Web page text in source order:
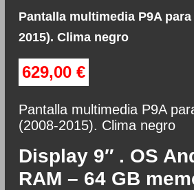
Pantalla multimedia P9A para
2015). Clima negro
629,00 €
Pantalla multimedia P9A
(2008-2015). Clima negro
Display 9″ . OS
RAM – 64 GB